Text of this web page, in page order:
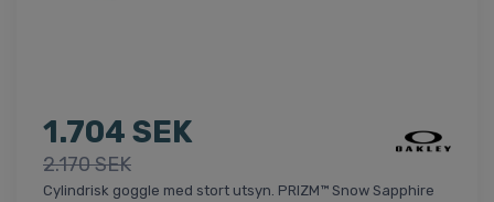
1.704 SEK
2.170 SEK
Cylindrisk goggle med stort utsyn. PRIZM™ Snow Sapphire